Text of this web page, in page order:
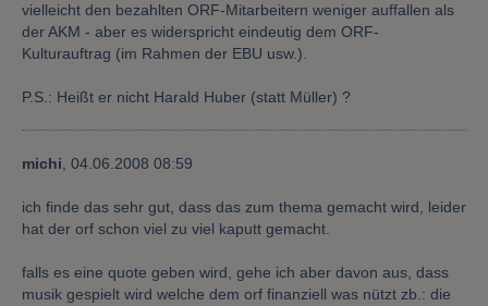
vielleicht den bezahlten ORF-Mitarbeitern weniger auffallen als
der AKM - aber es widerspricht eindeutig dem ORF-
Kulturauftrag (im Rahmen der EBU usw.).
P.S.: Heißt er nicht Harald Huber (statt Müller) ?
michi, 04.06.2008 08:59
ich finde das sehr gut, dass das zum thema gemacht wird, leider
hat der orf schon viel zu viel kaputt gemacht.
falls es eine quote geben wird, gehe ich aber davon aus, dass
musik gespielt wird welche dem orf finanziell was nützt zb.: die